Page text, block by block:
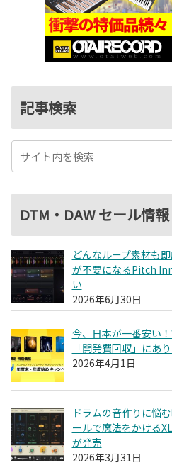
記事検索
DTM・DAW セール情報
どんなループ素材も
が不要になるPitch
い
2026年6月30日
今、日本が一番安い
「開発費回収」にあり
2026年4月1日
ドラムの音作りに悩
ールで魔法をかける
が発売
2026年3月31日